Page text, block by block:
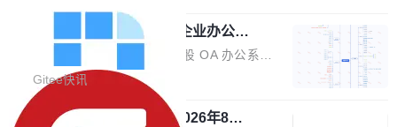
者、产业专家、投资人围绕AI前沿技术瓶颈、行
业固有认知重构等议题展开跨界对话，聚焦行业
真实痛点与突破方向...
个嵌在 Edge WebView 里的网页。它不是一个
「应用」，它是一个运行在浏览器引擎里的网
页，外面套了一层 Windows 的壳。 WebView2
本身就是个内存大户。它加载了完整的 Edge 渲
染引擎，包括 JavaScript 引擎...
址www.diaowen.net ➔ 源码下载Gitee 仓库 ➔
本次更新新增短信验证修改已答问卷功能，提升
答卷安全性；同时升级考试能力，完善填空题判
分、防切屏等功能体验，并优化多项产品细节，
提升整体使用体验。 新增功能 01. 新增验证手
机号后查看、修改已答问卷功能 02. 新增填空题
勾股 OA v6.0.2 已经发布，企业办公系
勾股 OA v6.0.2 已经发布。 勾股 OA 办公系统
是一款简单实用的开源的企业办公系统。系统集
成了系统设置、附件管理、人事管理、行政管
理、消息管理、资产管理、企业公告、知识网
Gitee快讯
942亿赛道如何选对伙伴？2026年8月G